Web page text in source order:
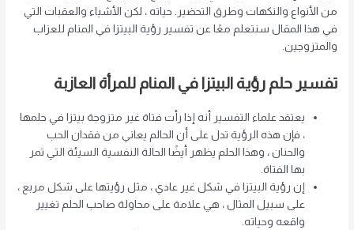
من الأنواع والنكهات وطرق التحضير. حياته ، لكن الأشياء والعقبات التي
في هذا المقال سنتعلم معًا عن تفسير رؤية البيتزا في المنام للعزاب
والمتزوجين.
تفسير حلم رؤية البيتزا في المنام للمرأة العازبة
يعتقد علماء التفسير أنه إذا رأت فتاة غير متزوجة بيتزا في حلمها
، فإن هذه الرؤية تدل على أن الحالم يعاني من فقدان الحب
والحنان ، وهذا الحلم يظهر أيضًا الحالة النفسية السيئة التي تمر
بها الفتاة.
إن رؤية البيتزا في شكل غير عادي ، مثل رؤيتها على شكل مربع ،
على سبيل المثال ، هي علامة على محاولة صاحب الحلم تغيير
واقعه وحياته.